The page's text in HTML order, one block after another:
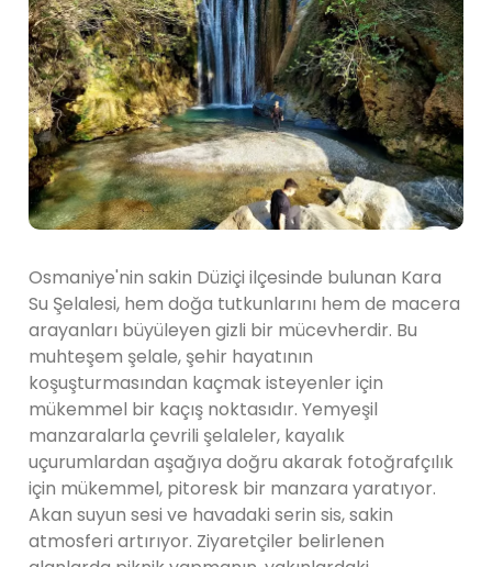
Osmaniye'nin sakin Düziçi ilçesinde bulunan Kara
Su Şelalesi, hem doğa tutkunlarını hem de macera
arayanları büyüleyen gizli bir mücevherdir. Bu
muhteşem şelale, şehir hayatının
koşuşturmasından kaçmak isteyenler için
mükemmel bir kaçış noktasıdır. Yemyeşil
manzaralarla çevrili şelaleler, kayalık
uçurumlardan aşağıya doğru akarak fotoğrafçılık
için mükemmel, pitoresk bir manzara yaratıyor.
Akan suyun sesi ve havadaki serin sis, sakin
atmosferi artırıyor. Ziyaretçiler belirlenen